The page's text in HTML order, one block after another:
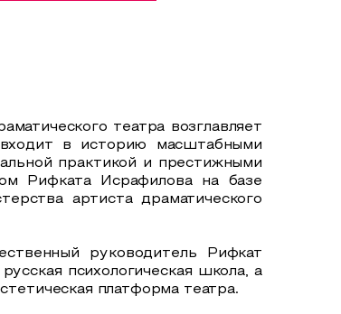
театра возглавляет
в историю масштабными
практикой и престижными
Рифката Исрафилова на базе
артиста драматического
руководитель Рифкат
психологическая школа, а
платформа театра.